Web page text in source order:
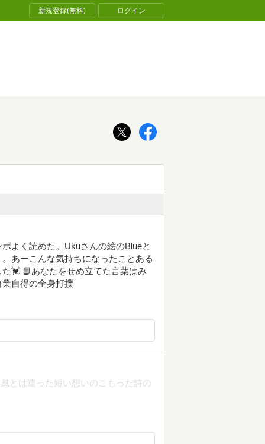
新規登録(無料) ログイン
よく読めた。Ukuさんの絵のBlueと
あーこんな気持ちになったことある
💓 📘あなたをせめ立てた言葉はみ
自得の全身打撲
とは違った短い想いのこもった詩の